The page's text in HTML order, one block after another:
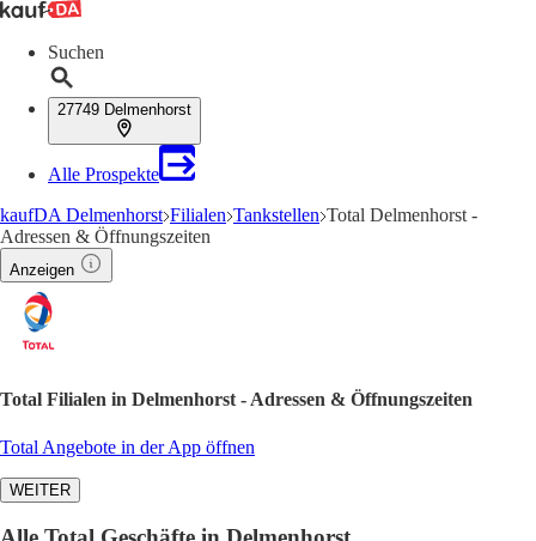
Suchen
27749 Delmenhorst
Alle Prospekte
kaufDA Delmenhorst Filialen Tankstellen Total Delmenhorst -
Adressen & Öffnungszeiten
Anzeigen
Total Filialen in Delmenhorst - Adressen & Öffnungszeiten
Total Angebote in der App öffnen
WEITER